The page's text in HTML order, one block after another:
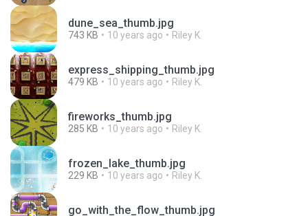
dune_sea_thumb.jpg
743 KB 10 years ago Riley K.
express_shipping_thumb.jpg
479 KB 10 years ago Riley K.
fireworks_thumb.jpg
285 KB 10 years ago Riley K.
frozen_lake_thumb.jpg
229 KB 10 years ago Riley K.
go_with_the_flow_thumb.jpg